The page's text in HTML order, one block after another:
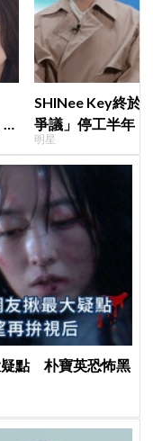
SHINee Key終於
爭議」停工半年
輯預告、韓網評價
明星
疑點 朴寶英恐怖黑